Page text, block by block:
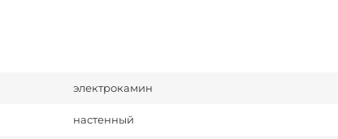
электрокамин
настенный